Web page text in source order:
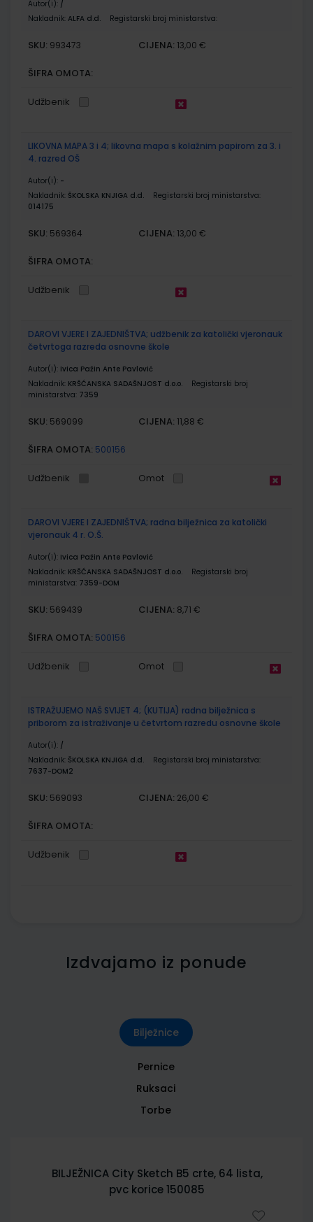
Autor(i): /
Nakladnik: ALFA d.d. Registarski broj ministarstva:
SKU: 993473 CIJENA: 13,00 €
ŠIFRA OMOTA:
Udžbenik
LIKOVNA MAPA 3 i 4; likovna mapa s kolažnim papirom za 3. i
4. razred OŠ
Autor(i): -
Nakladnik: ŠKOLSKA KNJIGA d.d.
Registarski broj ministarstva:
014175
SKU: 569364 CIJENA: 13,00 €
ŠIFRA OMOTA:
Udžbenik
DAROVI VJERE I ZAJEDNIŠTVA; udžbenik za katolički vjeronauk
četvrtoga razreda osnovne škole
Autor(i): Ivica Pažin Ante Pavlović
Nakladnik: KRŠĆANSKA SADAŠNJOST d.o.o.
Registarski broj
ministarstva: 7359
SKU: 569099 CIJENA: 11,88 €
ŠIFRA OMOTA: 500156
Udžbenik Omot
DAROVI VJERE I ZAJEDNIŠTVA; radna bilježnica za katolički
vjeronauk 4 r. O.Š.
Autor(i): Ivica Pažin Ante Pavlović
Nakladnik: KRŠĆANSKA SADAŠNJOST d.o.o.
Registarski broj
ministarstva: 7359-DOM
SKU: 569439 CIJENA: 8,71 €
ŠIFRA OMOTA: 500156
Udžbenik Omot
ISTRAŽUJEMO NAŠ SVIJET 4; (KUTIJA) radna bilježnica s
priborom za istraživanje u četvrtom razredu osnovne škole
Autor(i): /
Nakladnik: ŠKOLSKA KNJIGA d.d.
Registarski broj ministarstva:
7637-DOM2
SKU: 569093 CIJENA: 26,00 €
ŠIFRA OMOTA:
Udžbenik
Izdvajamo iz ponude
Bilježnice
Pernice
Ruksaci
Torbe
BILJEŽNICA City Sketch B5 crte, 64 lista,
pvc korice 150085